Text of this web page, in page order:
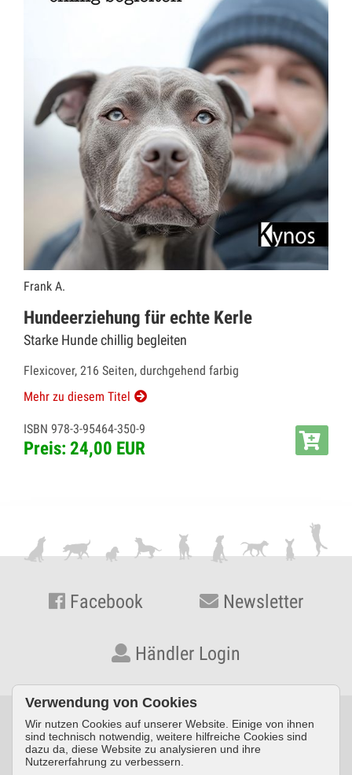
Frank A.
Hundeerziehung für echte Kerle
Starke Hunde chillig begleiten
Flexicover, 216 Seiten, durchgehend farbig
Mehr zu diesem Titel
ISBN 978-3-95464-350-9
Preis: 24,00 EUR
Facebook Newsletter
Händler Login
© KYNOS VERLAG Dr. Dieter Fleig GmbH · Konrad-Zuse-Straße
3 · D-54552 Nerdlen/Daun ·Telefon: +49 (0) 6592 957389-0
Verwendung von Cookies
Wir nutzen Cookies auf unserer Website. Einige von ihnen
sind technisch notwendig, weitere hilfreiche Cookies sind
dazu da, diese Website zu analysieren und ihre
Nutzererfahrung zu verbessern.